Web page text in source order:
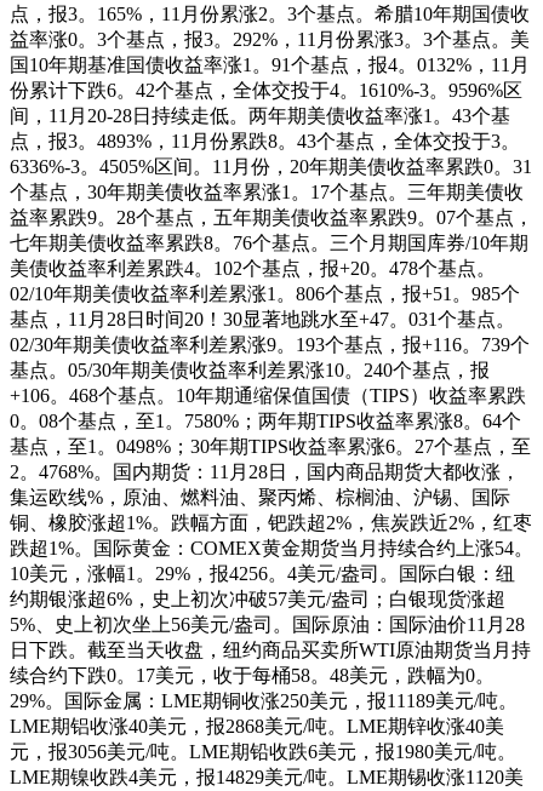
点，报3。165%，11月份累涨2。3个基点。希腊10年期国债收
益率涨0。3个基点，报3。292%，11月份累涨3。3个基点。美
国10年期基准国债收益率涨1。91个基点，报4。0132%，11月
份累计下跌6。42个基点，全体交投于4。1610%-3。9596%区
间，11月20-28日持续走低。两年期美债收益率涨1。43个基
点，报3。4893%，11月份累跌8。43个基点，全体交投于3。
6336%-3。4505%区间。11月份，20年期美债收益率累跌0。31
个基点，30年期美债收益率累涨1。17个基点。三年期美债收
益率累跌9。28个基点，五年期美债收益率累跌9。07个基点，
七年期美债收益率累跌8。76个基点。三个月期国库券/10年期
美债收益率利差累跌4。102个基点，报+20。478个基点。
02/10年期美债收益率利差累涨1。806个基点，报+51。985个
基点，11月28日时间20！30显著地跳水至+47。031个基点。
02/30年期美债收益率利差累涨9。193个基点，报+116。739个
基点。05/30年期美债收益率利差累涨10。240个基点，报
+106。468个基点。10年期通缩保值国债（TIPS）收益率累跌
0。08个基点，至1。7580%；两年期TIPS收益率累涨8。64个
基点，至1。0498%；30年期TIPS收益率累涨6。27个基点，至
2。4768%。国内期货：11月28日，国内商品期货大都收涨，
集运欧线%，原油、燃料油、聚丙烯、棕榈油、沪锡、国际
铜、橡胶涨超1%。跌幅方面，钯跌超2%，焦炭跌近2%，红枣
跌超1%。国际黄金：COMEX黄金期货当月持续合约上涨54。
10美元，涨幅1。29%，报4256。4美元/盎司。国际白银：纽
约期银涨超6%，史上初次冲破57美元/盎司；白银现货涨超
5%、史上初次坐上56美元/盎司。国际原油：国际油价11月28
日下跌。截至当天收盘，纽约商品买卖所WTI原油期货当月持
续合约下跌0。17美元，收于每桶58。48美元，跌幅为0。
29%。国际金属：LME期铜收涨250美元，报11189美元/吨。
LME期铝收涨40美元，报2868美元/吨。LME期锌收涨40美
元，报3056美元/吨。LME期铅收跌6美元，报1980美元/吨。
LME期镍收跌4美元，报14829美元/吨。LME期锡收涨1120美